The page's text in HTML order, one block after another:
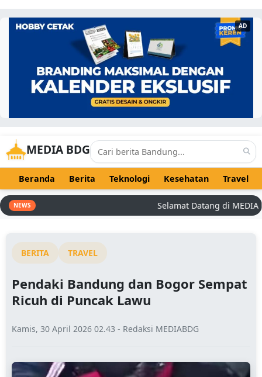
AD
MEDIA BDG
Beranda Berita Teknologi Kesehatan Travel
NEWS Selamat Datang di MEDIA
BERITA TRAVEL
Pendaki Bandung dan Bogor Sempat
Ricuh di Puncak Lawu
Kamis, 30 April 2026 02.43 - Redaksi MEDIABDG